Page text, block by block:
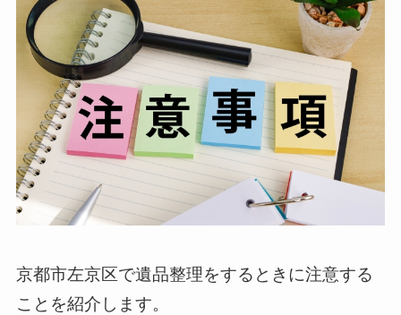
京都市左京区で遺品整理をするときに注意する
ことを紹介します。